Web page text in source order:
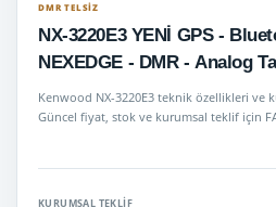
DMR TELSIZ
NX-3220E3 YENİ GPS - Bluetooth'lu VHF
NEXEDGE - DMR - Analog
Kenwood NX-3220E3 teknik özellikleri ve
Güncel fiyat, stok ve kurumsal teklif için
KURUMSAL TEKLIF